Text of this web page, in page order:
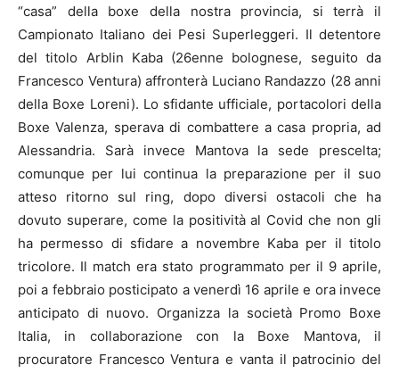
“casa” della boxe della nostra provincia, si terrà il
Campionato Italiano dei Pesi Superleggeri. Il detentore
del titolo Arblin Kaba (26enne bolognese, seguito da
Francesco Ventura) affronterà Luciano Randazzo (28 anni
della Boxe Loreni). Lo sfidante ufficiale, portacolori della
Boxe Valenza, sperava di combattere a casa propria, ad
Alessandria. Sarà invece Mantova la sede prescelta;
comunque per lui continua la preparazione per il suo
atteso ritorno sul ring, dopo diversi ostacoli che ha
dovuto superare, come la positività al Covid che non gli
ha permesso di sfidare a novembre Kaba per il titolo
tricolore. Il match era stato programmato per il 9 aprile,
poi a febbraio posticipato a venerdì 16 aprile e ora invece
anticipato di nuovo. Organizza la società Promo Boxe
Italia, in collaborazione con la Boxe Mantova, il
procuratore Francesco Ventura e vanta il patrocinio del